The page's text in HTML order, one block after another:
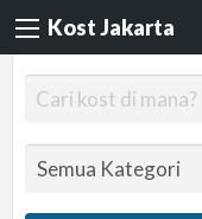
Kost Jakarta